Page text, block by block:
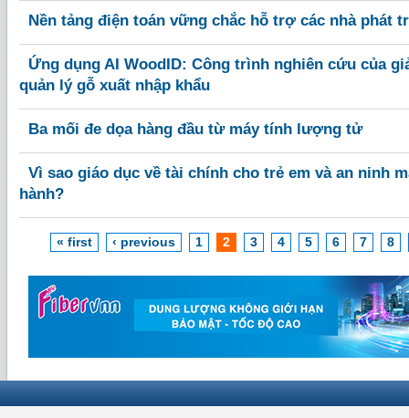
Nền tảng điện toán vững chắc hỗ trợ các nhà phát
Ứng dụng AI WoodID: Công trình nghiên cứu của
quản lý gỗ xuất nhập khẩu
Ba mối đe dọa hàng đầu từ máy tính lượng tử
Vì sao giáo dục về tài chính cho trẻ em và an ninh
hành?
« first ‹ previous 1 2 3 4 5 6 7 8